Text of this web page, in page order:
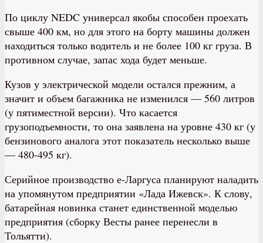
По циклу NEDC универсал якобы способен проехать
свыше 400 км, но для этого на борту машины должен
находиться только водитель и не более 100 кг груза. В
противном случае, запас хода будет меньше.
Кузов у электрической модели остался прежним, а
значит и объем багажника не изменился — 560 литров
(у пятиместной версии). Что касается
грузоподъемности, то она заявлена на уровне 430 кг (у
бензинового аналога этот показатель несколько выше
— 480-495 кг).
Серийное производство е-Ларгуса планируют наладить
на упомянутом предприятии «Лада Ижевск». К слову,
батарейная новинка станет единственной моделью
предприятия (сборку Весты ранее перенесли в
Тольятти).